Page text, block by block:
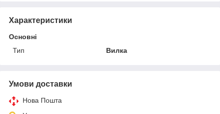
Характеристики
Основні
Тип
Вилка
Умови доставки
Нова Пошта